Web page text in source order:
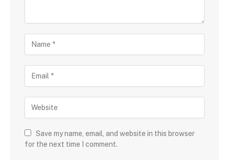
Save my name, email, and website in this browser
for the next time I comment.